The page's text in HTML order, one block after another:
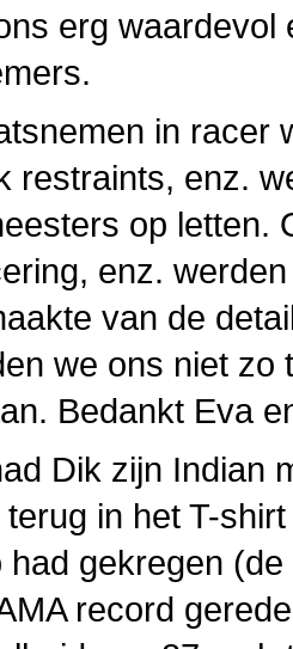
erg
in racer
restraints, enz.
op letten.
enz.
van de
we ons niet zo
Bedankt Eva
Dik zijn Indian
in het T-
had gekregen
record